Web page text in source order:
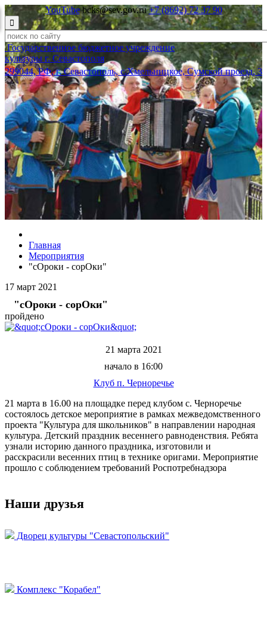
YouTube bcks@sev.gov.ru +7 (8692) 72 37 90

Государственное бюджетное учреждение
культуры г. Севастополя
299044, РФ, г. Севастополь, с.Хмельницкое, Сумской проезд, 3
Главная
Мероприятия
"сОроки - сорОки"
17 март 2021
"сОроки - сорОки"
пройдено
21 марта 2021
начало в 16:00
Клуб п. Черноречье
21 марта в 16.00 на площадке перед клубом с. Черноречье
состоялось детское мероприятие в рамках межведомственного
проекта "Культура для школьников" в направлении народная
культура. Детский праздник весеннего равноденствия. Ребята
узнали историю данного праздника, изготовили и
расскрасили весенних птиц в технике оригами. Мероприятие
прошло с соблюдением требований Роспотребнадзора
Наши друзья
Дворец культуры "Севастопольский"
Комплекс "Корабел"